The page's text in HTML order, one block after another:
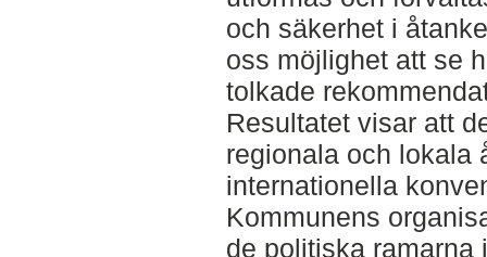
och säkerhet i
oss möjlighet att se
tolkade
Resultatet visar att
regionala och lokala
internationella
Kommunens
de politiska ramarna